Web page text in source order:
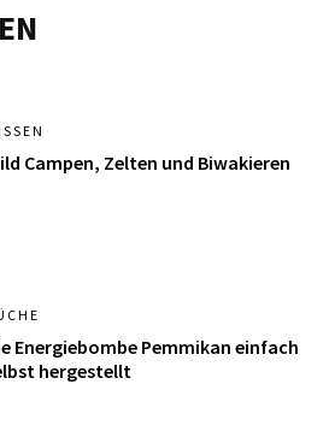
Campen, Zelten und Biwakieren
Energiebombe Pemmikan einfach
hergestellt